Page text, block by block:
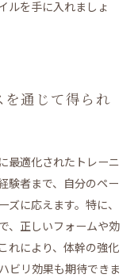
ルを手に入れましょ
を通じて得られ
最適化されたトレーニ
験者まで、自分のペー
に応えます。特に、
、正しいフォームや効
れにより、体幹の強化
ビリ効果も期待できま